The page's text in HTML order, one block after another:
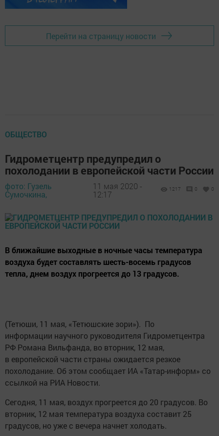
Перейти на страницу новости
ОБЩЕСТВО
Гидрометцентр предупредил о
похолодании в европейской части России
фото: Гузель
Сумочкина,
11 мая 2020 -
12:17
1217 0 0
В ближайшие выходные в ночные часы температура
воздуха будет составлять шесть-восемь градусов
тепла, днем воздух прогреется до 13 градусов.
(Тетюши, 11 мая, «Тетюшские зори»). По
информации научного руководителя Гидрометцентра
РФ Романа Вильфанда, во вторник, 12 мая,
в европейской части страны ожидается резкое
похолодание. Об этом сообщает ИА «Татар-информ» со
ссылкой на РИА Новости.
Сегодня, 11 мая, воздух прогреется до 20 градусов. Во
вторник, 12 мая температура воздуха составит 25
градусов, но уже с вечера начнет холодать.